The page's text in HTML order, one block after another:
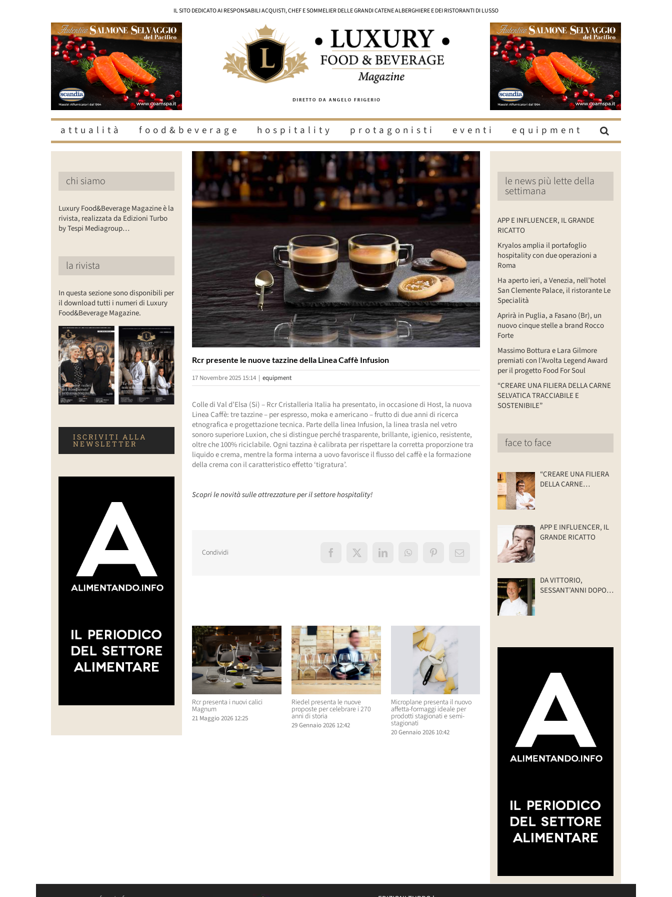
IL SITO DEDICATO AI RESPONSABILI ACQUISTI, CHEF E SOMMELIER DELLE GRANDI CATENE ALBERGHIERE E DEI RISTORANTI DI LUSSO
attualità food&beverage hospitality protagonisti eventi equipment
Ingrandisci
immagine
Rcr presente le nuove tazzine della Linea Caffè Infusion
17 Novembre 2025 15:14 | equipment
Colle di Val d’Elsa (Si) – Rcr Cristalleria Italia ha presentato, in occasione di Host, la nuova
Linea Caffè: tre tazzine – per espresso, moka e americano – frutto di due anni di ricerca
etnografica e progettazione tecnica. Parte della linea Infusion, la linea trasla nel vetro
sonoro superiore Luxion, che si distingue perché trasparente, brillante, igienico, resistente,
oltre che 100% riciclabile. Ogni tazzina è calibrata per rispettare la corretta proporzione tra
liquido e crema, mentre la forma interna a uovo favorisce il flusso del caffè e la formazione
della crema con il caratteristico effetto ‘tigratura’.
Scopri le novità sulle attrezzature per il settore hospitality!
Condividi Facebook
X LinkedInWhatsAppPinterestEmail
Rcr presenta i nuovi calici
Magnum
21 Maggio 2026 12:25
Riedel presenta le nuove
proposte per celebrare i 270
anni di storia
29 Gennaio 2026 12:42
Microplane presenta il nuovo
affetta-formaggi ideale per
prodotti stagionati e semi-
stagionati
20 Gennaio 2026 10:42
Rcr presenta i nuovi calici
21 Maggio 2026 12:25
chi siamo
Luxury Food&Beverage Magazine è la
rivista, realizzata da Edizioni Turbo
by Tespi Mediagroup…
la rivista
In questa sezione sono disponibili per
il download tutti i numeri di Luxury
Food&Beverage Magazine.
ISCRIVITI ALLA
NEWSLETTER
le news più lette della
settimana
APP E INFLUENCER, IL GRANDE
RICATTO
Kryalos amplia il portafoglio
hospitality con due operazioni a
Roma
Ha aperto ieri, a Venezia, nell’hotel
San Clemente Palace, il ristorante Le
Specialità
Aprirà in Puglia, a Fasano (Br), un
nuovo cinque stelle a brand Rocco
Forte
Massimo Bottura e Lara Gilmore
premiati con l’Avolta Legend Award
per il progetto Food For Soul
“CREARE UNA FILIERA DELLA CARNE
SELVATICA TRACCIABILE E
SOSTENIBILE”
face to face
“CREARE UNA FILIERA
DELLA CARNE
APP E INFLUENCER, IL
GRANDE RICATTO
DA VITTORIO,
SESSANT’ANNI DOPO: